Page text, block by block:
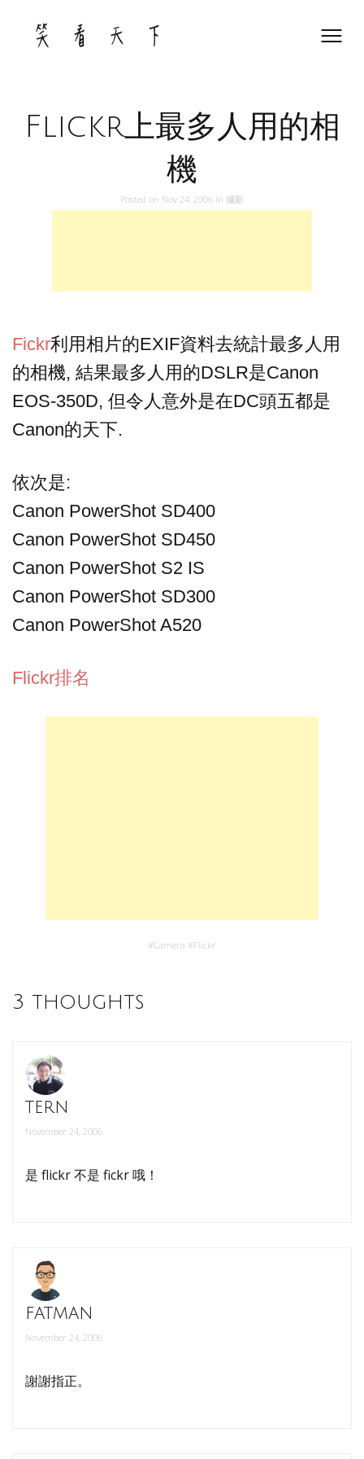
content
Flickr上最多人用的相
機
Posted on Nov 24, 2006 in 攝影
Fickr利用相片的EXIF資料去統計最多人用
的相機, 結果最多人用的DSLR是Canon
EOS-350D, 但令人意外是在DC頭五都是
Canon的天下.
依次是:
Canon PowerShot SD400
Canon PowerShot SD450
Canon PowerShot S2 IS
Canon PowerShot SD300
Canon PowerShot A520
Flickr排名
#Camera #Flickr
3 thoughts
tern
November 24, 2006
是 flickr 不是 fickr 哦！
fatman
November 24, 2006
謝謝指正。